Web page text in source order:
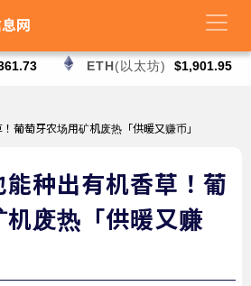
网
ETH(以太坊) $1,901.95
葡萄牙农场用矿机废热「供暖又赚币」
种出有机香草！葡
废热「供暖又赚